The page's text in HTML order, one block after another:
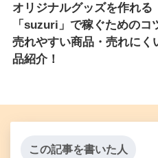
オリジナルグッズを作れる
「suzuri」で稼ぐためのコ
売れやすい商品・売れにく
品紹介！
この記事を書いた人